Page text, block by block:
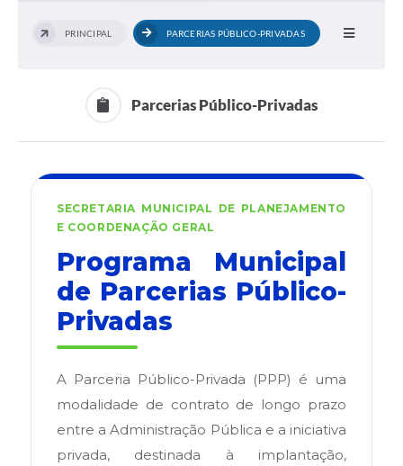
PRINCIPAL PARCERIAS PÚBLICO-PRIVADAS
Parcerias Público-Privadas
SECRETARIA MUNICIPAL DE PLANEJAMENTO
E COORDENAÇÃO GERAL
Programa Municipal
de Parcerias Público-
Privadas
A Parceria Público-Privada (PPP) é uma
modalidade de contrato de longo prazo
entre a Administração Pública e a iniciativa
privada, destinada à implantação,